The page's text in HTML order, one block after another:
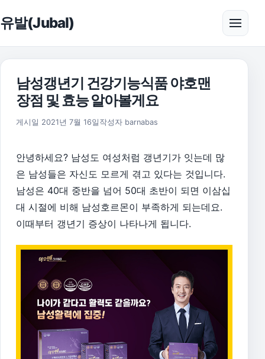
유발(Jubal) 메뉴
남성갱년기 건강기능식품 야호맨
장점 및 효능 알아볼게요
게시일 2021년 7월 16일 2026년 8월 1일
작성자 barnabas
안녕하세요? 남성도 여성처럼 갱년기가 잇는데 많
은 남성들은 자신도 모르게 겪고 있다는 것입니다.
남성은 40대 중반을 넘어 50대 초반이 되면 이삼십
대 시절에 비해 남성호르몬이 부족하게 되는데요.
이때부터 갱년기 증상이 나타나게 됩니다.